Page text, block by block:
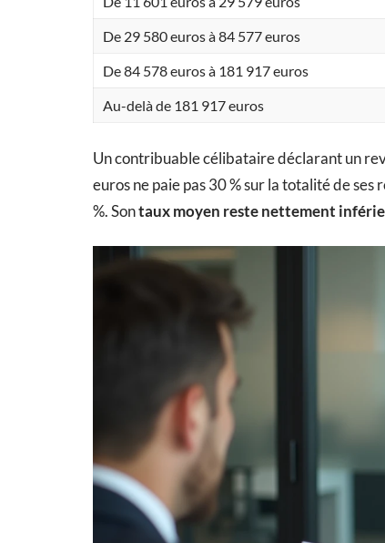
De 29 580 euros à 84 577 euros
De 84 578 euros à 181 917 euros
Au-delà de 181 917 euros
Un contribuable célibataire déclarant un
euros ne paie pas 30 % sur la totalité de
%. Sontaux moyen reste nettement